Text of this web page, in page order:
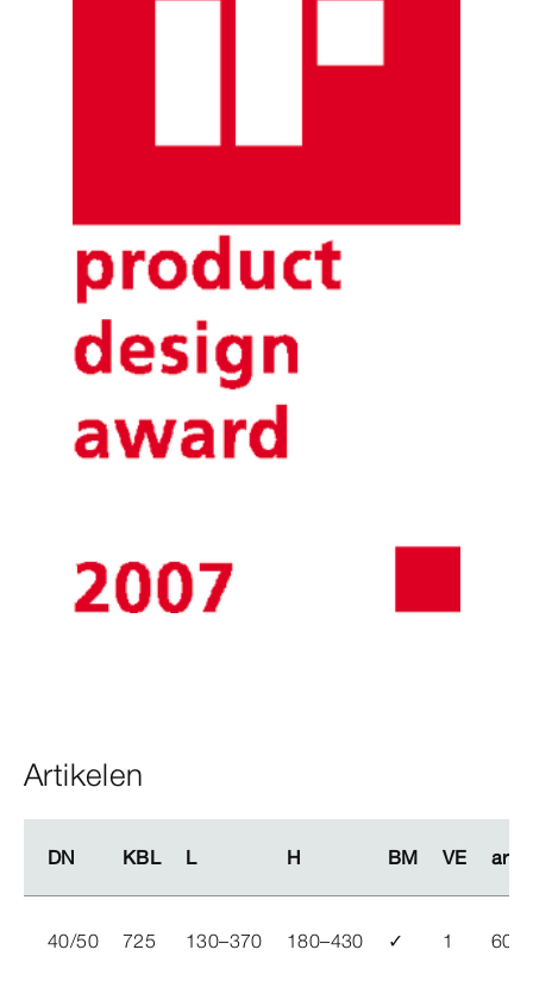
Artikelen
DN KBL L H BM VE
DN KBL L H BM VE
40/50 725 130–370 180–430 ✓ 1 607